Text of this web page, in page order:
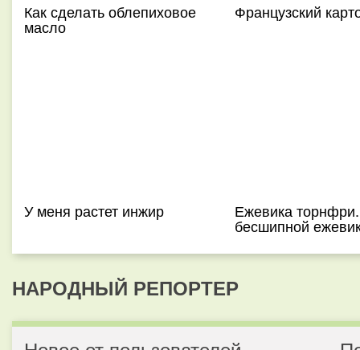
Как сделать облепиховое
масло
Французский
У меня растет инжир Ежевика
бесшипной
НАРОДНЫЙ РЕПОРТЕР